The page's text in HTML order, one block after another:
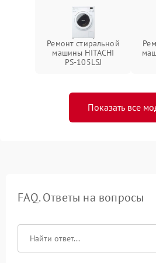
Ремонт стиральной
машины HITACHI
PS-105LSJ
Показать все
FAQ. Ответы на вопросы